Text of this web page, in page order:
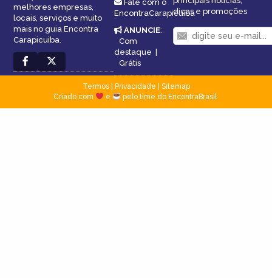
melhores empresas,
locais, serviços e muito
mais no guia Encontra
Carapicuiba.
Fale com o
EncontraCarapicuiba
ANUNCIE:
Com
destaque |
Grátis
dicas e promoções
Termos| Privacidade
Sitemap
Criado com
e pelo time do EncontraBrasil